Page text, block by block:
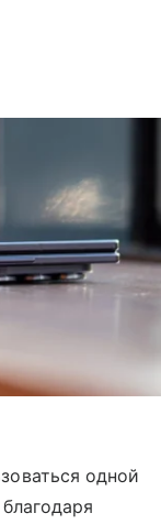
одной